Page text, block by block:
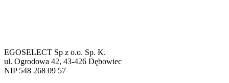
EGOSELECT Sp z o.o. Sp. K.
ul. Ogrodowa 42, 43-426 Dębowiec
NIP 548 268 09 57